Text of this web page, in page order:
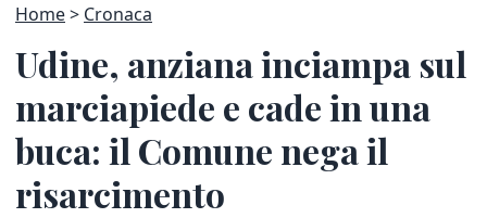
Home Cronaca
Udine, anziana inciampa sul
marciapiede e cade in una
buca: il Comune nega il
risarcimento